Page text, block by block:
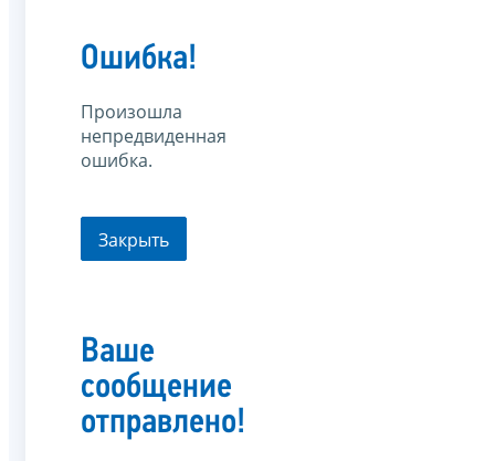
Ошибка!
Произошла
непредвиденная
ошибка.
Закрыть
Ваше
сообщение
отправлено!